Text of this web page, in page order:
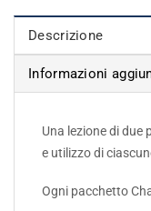
Descrizione
Informazioni
Una lezione di due
e utilizzo di
Ogni pacchetto